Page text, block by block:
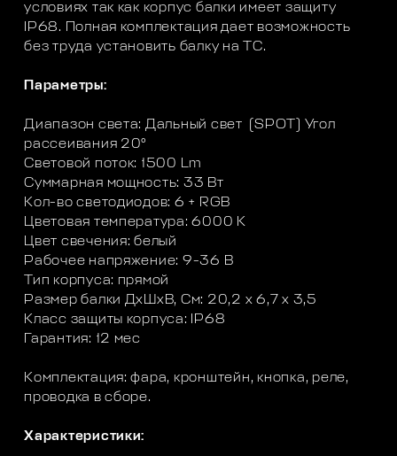
условиях так как корпус балки имеет защиту
IP68. Полная комплектация дает возможность
без труда установить балку на ТС.
Параметры:
Диапазон света: Дальный свет (SPOT) Угол
рассеивания 20°
Световой поток: 1500 Lm
Суммарная мощность: 33 Вт
Кол-во светодиодов: 6 + RGB
Цветовая температура: 6000 K
Цвет свечения: белый
Рабочее напряжение: 9-36 В
Тип корпуса: прямой
Размер балки ДхШхВ, См: 20,2 х 6,7 х 3,5
Класс защиты корпуса: IP68
Гарантия: 12 мес
Комплектация: фара, кронштейн, кнопка, реле,
проводка в сборе.
Характеристики: